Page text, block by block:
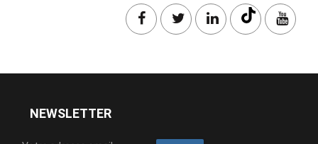
NEWSLETTER